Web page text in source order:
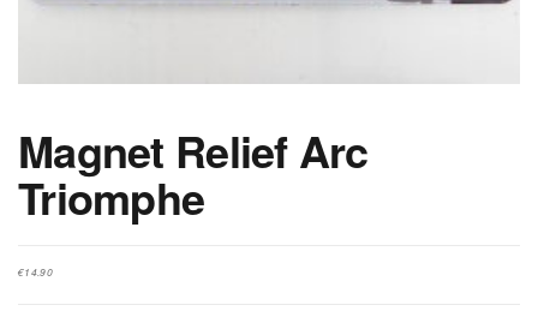
Magnet Relief Arc
Triomphe
€14.90